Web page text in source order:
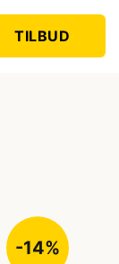
TILBUD
-14%